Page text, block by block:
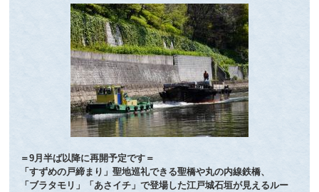
＝9月半ば以降に再開予定です＝
「すずめの戸締まり」聖地巡礼できる聖橋や丸の内線鉄橋、
「ブラタモリ」「あさイチ」で登場した江戸城石垣が見えるルー